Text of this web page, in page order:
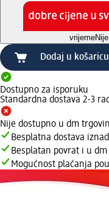
vrijeme
Dodaj u košaricu
Dostupno za isporuku
Standardna dostava 2-3
Nije dostupno u dm
Besplatna dostava
Besplatan povrat i u
Mogućnost plaćanja